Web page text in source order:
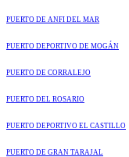
PUERTO DE ANFI DEL MAR
PUERTO DEPORTIVO DE MOGÁN
PUERTO DE CORRALEJO
PUERTO DEL ROSARIO
PUERTO DEPORTIVO EL CASTILLO
PUERTO DE GRAN TARAJAL